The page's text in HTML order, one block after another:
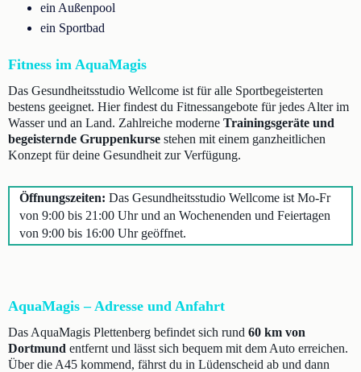
ein Außenpool
ein Sportbad
Fitness im AquaMagis
Das Gesundheitsstudio Wellcome ist für alle Sportbegeisterten
bestens geeignet. Hier findest du Fitnessangebote für jedes Alter im
Wasser und an Land. Zahlreiche moderne Trainingsgeräte und
begeisternde Gruppenkurse stehen mit einem ganzheitlichen
Konzept für deine Gesundheit zur Verfügung.
Öffnungszeiten: Das Gesundheitsstudio Wellcome ist Mo-Fr
von 9:00 bis 21:00 Uhr und an Wochenenden und Feiertagen
von 9:00 bis 16:00 Uhr geöffnet.
AquaMagis – Adresse und Anfahrt
Das AquaMagis Plettenberg befindet sich rund 60 km von
Dortmund entfernt und lässt sich bequem mit dem Auto erreichen.
Über die A45 kommend, fährst du in Lüdenscheid ab und dann